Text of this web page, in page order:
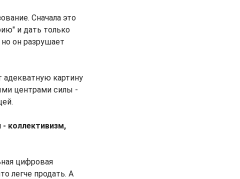
Сначала это
и дать только
он разрушает
адекватную картину
центрами силы -
- коллективизм,
цифровая
легче продать. А